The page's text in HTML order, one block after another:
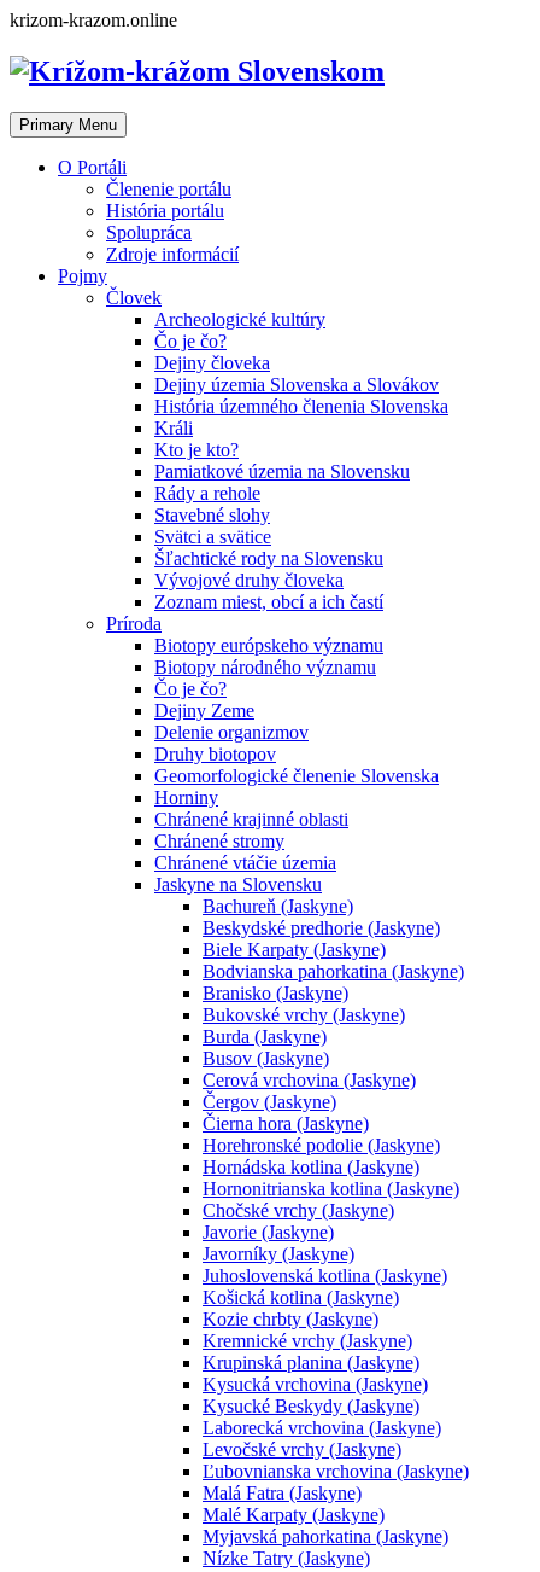
Skip
content
krizom-krazom.online
Primary Menu
O Portáli
Členenie portálu
História portálu
Spolupráca
Zdroje informácií
Pojmy
Človek
Archeologické kultúry
Čo je čo?
Dejiny človeka
Dejiny územia Slovenska a Slovákov
História územného členenia Slovenska
Králi
Kto je kto?
Pamiatkové územia na Slovensku
Rády a rehole
Stavebné slohy
Svätci a svätice
Šľachtické rody na Slovensku
Vývojové druhy človeka
Zoznam miest, obcí a ich častí
Príroda
Biotopy európskeho významu
Biotopy národného významu
Čo je čo?
Dejiny Zeme
Delenie organizmov
Druhy biotopov
Geomorfologické členenie Slovenska
Horniny
Chránené krajinné oblasti
Chránené stromy
Chránené vtáčie územia
Jaskyne na Slovensku
Bachureň (Jaskyne)
Beskydské predhorie (Jaskyne)
Biele Karpaty (Jaskyne)
Bodvianska pahorkatina (Jaskyne)
Branisko (Jaskyne)
Bukovské vrchy (Jaskyne)
Burda (Jaskyne)
Busov (Jaskyne)
Cerová vrchovina (Jaskyne)
Čergov (Jaskyne)
Čierna hora (Jaskyne)
Horehronské podolie (Jaskyne)
Hornádska kotlina (Jaskyne)
Hornonitrianska kotlina (Jaskyne)
Chočské vrchy (Jaskyne)
Javorie (Jaskyne)
Javorníky (Jaskyne)
Juhoslovenská kotlina (Jaskyne)
Košická kotlina (Jaskyne)
Kozie chrbty (Jaskyne)
Kremnické vrchy (Jaskyne)
Krupinská planina (Jaskyne)
Kysucká vrchovina (Jaskyne)
Kysucké Beskydy (Jaskyne)
Laborecká vrchovina (Jaskyne)
Levočské vrchy (Jaskyne)
Ľubovnianska vrchovina (Jaskyne)
Malá Fatra (Jaskyne)
Malé Karpaty (Jaskyne)
Myjavská pahorkatina (Jaskyne)
Nízke Tatry (Jaskyne)